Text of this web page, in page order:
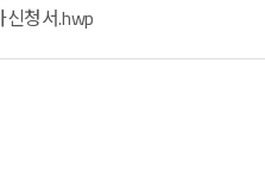
청서.hwp